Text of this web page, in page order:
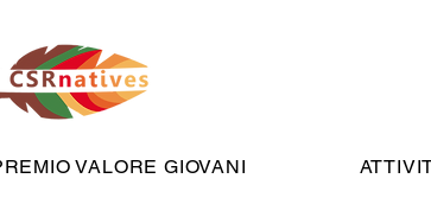
VALORE GIOVANI